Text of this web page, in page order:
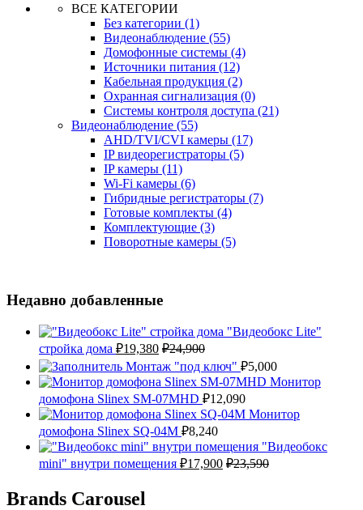
ВСЕ КАТЕГОРИИ
Без категории (1)
Видеонаблюдение (55)
Домофонные системы (4)
Источники питания (12)
Кабельная продукция (2)
Охранная сигнализация (0)
Системы контроля доступа (21)
Видеонаблюдение (55)
AHD/TVI/CVI камеры (17)
IP видеорегистраторы (5)
IP камеры (11)
Wi-Fi камеры (6)
Гибридные регистраторы (7)
Готовые комплекты (4)
Комплектующие (3)
Поворотные камеры (5)
Недавно добавленные
"Видеобокс Lite"
стройка дома ₽19,380 ₽24,900
Монтаж "под ключ" ₽5,000
Монитор
домофона Slinex SM-07MHD ₽12,090
Монитор
домофона Slinex SQ-04M ₽8,240
"Видеобокс
mini" внутри помещения ₽17,900 ₽23,590
Brands Carousel